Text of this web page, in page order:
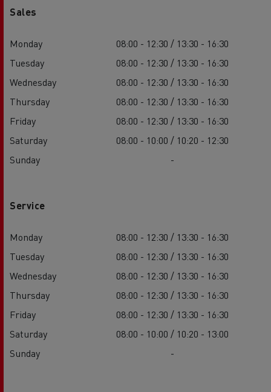
Sales
Monday
08:00 - 12:30 / 13:30 - 16:30
Tuesday
08:00 - 12:30 / 13:30 - 16:30
Wednesday
08:00 - 12:30 / 13:30 - 16:30
Thursday
08:00 - 12:30 / 13:30 - 16:30
Friday
08:00 - 12:30 / 13:30 - 16:30
Saturday
08:00 - 10:00 / 10:20 - 12:30
Sunday
-
Service
Monday
08:00 - 12:30 / 13:30 - 16:30
Tuesday
08:00 - 12:30 / 13:30 - 16:30
Wednesday
08:00 - 12:30 / 13:30 - 16:30
Thursday
08:00 - 12:30 / 13:30 - 16:30
Friday
08:00 - 12:30 / 13:30 - 16:30
Saturday
08:00 - 10:00 / 10:20 - 13:00
Sunday
-